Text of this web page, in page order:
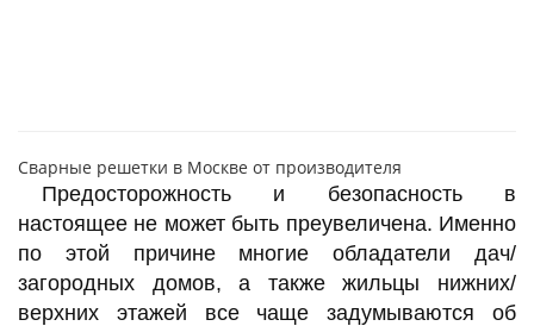
Сварные решетки в Москве от производителя
Предосторожность и безопасность в
настоящее не может быть преувеличена. Именно
по этой причине многие обладатели дач/
загородных домов, а также жильцы нижних/
верхних этажей все чаще задумываются об